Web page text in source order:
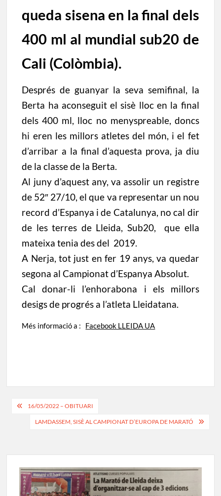
queda sisena en la final dels
400 ml al mundialsub20 de
Cali (Colòmbia).
Després de guanyar la seva semifinal, la
Berta ha aconseguit el sisè lloc en la final
dels 400 ml, lloc no menyspreable, doncs
hi eren les millors atletes del món, i el fet
d’arribar a la final d’aquesta prova, ja diu
de la classe de la Berta.
Al juny d’aquest any, va assolir un registre
de 52″ 27/10, el que va representar un nou
record d’Espanya i de Catalunya, no cal dir
de les terres de Lleida, Sub20, que ella
mateixa tenia des del 2019.
A Nerja, tot just en fer 19anys, va quedar
segona al Campionat d’Espanya Absolut.
Cal donar-li l’enhorabona i els millors
desigs de progrés a l’atleta Lleidatana.
Més informació a : Facebook LLEIDA UA
Navegació
d'entrades
16/05/2022 – OBITUARI
LAMDASSEM, SISÈ AL CAMPIONAT D’EUROPA DE MARATÓ